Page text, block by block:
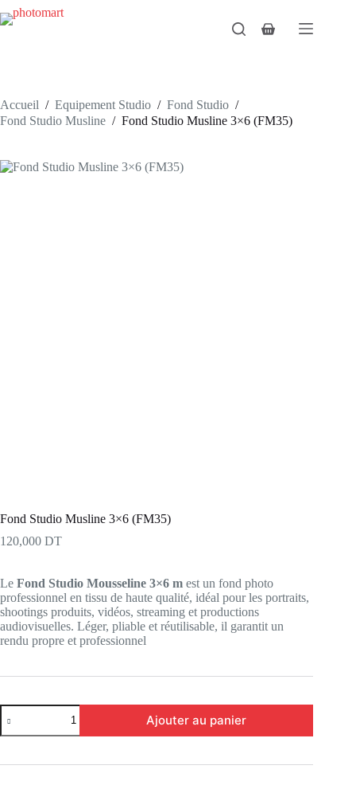
Passer
au
Panier
Accueil / Equipement Studio / Fond Studio /
Fond Studio Musline / Fond Studio Musline 3×6 (FM35)
Fond Studio Musline 3×6 (FM35)
120,000 DT
Le Fond Studio Mousseline 3×6 m est un fond photo
professionnel en tissu de haute qualité, idéal pour les portraits,
shootings produits, vidéos, streaming et productions
audiovisuelles. Léger, pliable et réutilisable, il garantit un
rendu propre et professionnel
quantité
de
Fond
Musline
Ajouter au panier